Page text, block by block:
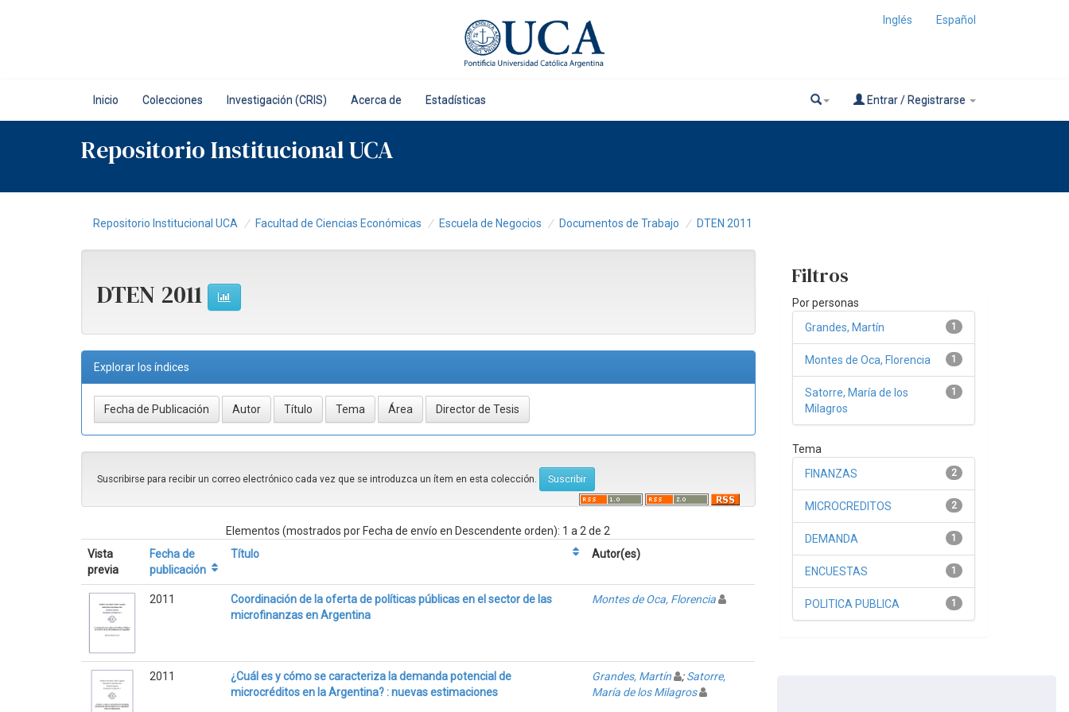
Inglés Español
Inicio Colecciones Investigación (CRIS) Acerca de Estadísticas Entrar / Registrarse
Repositorio Institucional UCA
Repositorio Institucional UCA Facultad de Ciencias Económicas Escuela de Negocios Documentos de Trabajo DTEN 2011
DTEN 2011
Explorar los índices
Suscribirse para recibir un correo electrónico cada vez que se introduzca un ítem en esta colección.
Elementos (mostrados por Fecha de envío en Descendente orden): 1 a 2 de 2
Vista
previa
Fecha de
publicación
Título Autor(es)
2011
Coordinación de la oferta de políticas públicas en el sector de las
microfinanzas en Argentina
Montes de Oca, Florencia
2011
¿Cuál es y cómo se caracteriza la demanda potencial de
microcréditos en la Argentina? : nuevas estimaciones
Grandes, Martín ;Satorre,
María de los Milagros
Filtros
Por personas
1
Grandes, Martín
1
Montes de Oca, Florencia
1
Satorre, María de los
Milagros
Tema
2
FINANZAS
2
MICROCREDITOS
1
DEMANDA
1
ENCUESTAS
1
POLITICA PUBLICA